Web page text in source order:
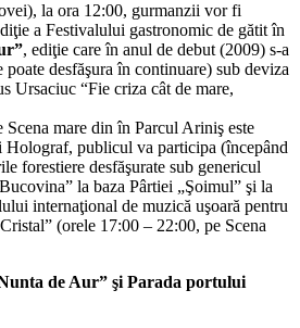
la ora 12:00, gurmanzii vor fi
a Festivalului gastronomic de gătit în
, ediţie care în anul de debut (2009) s-a
poate desfăşura în continuare) sub deviza
Ursaciuc “Fie criza cât de mare,
Scena mare din în Parcul Ariniş este
Holograf, publicul va participa (începând
forestiere desfăşurate sub genericul
la baza Pârtiei „Şoimul” şi la
internaţional de muzică uşoară pentru
(orele 17:00 – 22:00, pe Scena
de Aur” şi Parada portului